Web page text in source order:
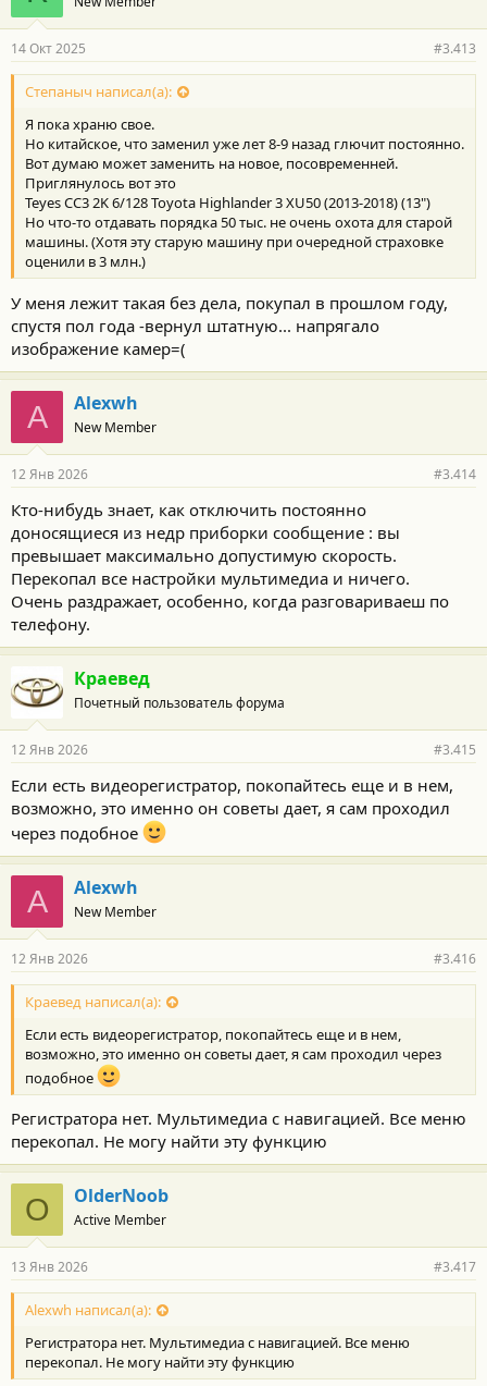
д
а
н
о
с
и
:
14 Окт 2025 #3.413
Степаныч написал(а):
Я пока храню свое.
Но китайское, что заменил уже лет 8-9 назад глючит постоянно.
Вот думаю может заменить на новое, посовременней.
Приглянулось вот это
Teyes CC3 2K 6/128 Toyota Highlander 3 XU50 (2013-2018) (13")
Но что-то отдавать порядка 50 тыс. не очень охота для старой
машины. (Хотя эту старую машину при очередной страховке
оценили в 3 млн.)
У меня лежит такая без дела, покупал в прошлом году,
спустя пол года -вернул штатную... напрягало
изображение камер=(
A Alexwh
New Member
12 Янв 2026 #3.414
Кто-нибудь знает, как отключить постоянно
доносящиеся из недр приборки сообщение : вы
превышает максимально допустимую скорость.
Перекопал все настройки мультимедиа и ничего.
Очень раздражает, особенно, когда разговариваеш по
телефону.
Краевед
Почетный пользователь форума
12 Янв 2026 #3.415
Если есть видеорегистратор, покопайтесь еще и в нем,
возможно, это именно он советы дает, я сам проходил
через подобное
A Alexwh
New Member
12 Янв 2026 #3.416
Краевед написал(а):
Если есть видеорегистратор, покопайтесь еще и в нем,
возможно, это именно он советы дает, я сам проходил через
подобное
Регистратора нет. Мультимедиа с навигацией. Все меню
перекопал. Не могу найти эту функцию
O OlderNoob
Active Member
13 Янв 2026 #3.417
Alexwh написал(а):
Регистратора нет. Мультимедиа с навигацией. Все меню
перекопал. Не могу найти эту функцию